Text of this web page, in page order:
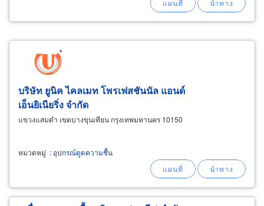
บริษัท ยูนิค ไคลเมท โพรเฟสชันนัล แอนด์
เอ็นยิเนียริ่ง จำกัด
แขวงแสมดำ เขตบางขุนเทียน กรุงเทพมหานคร 10150
หมวดหมู่ : อุปกรณ์ดูดความชื้น